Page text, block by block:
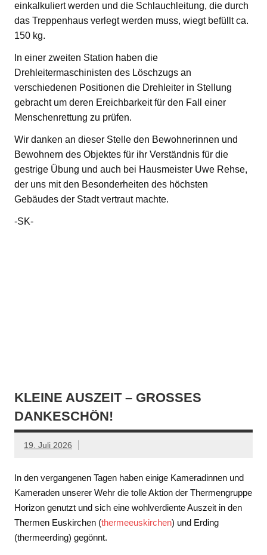
einkalkuliert werden und die Schlauchleitung, die durch
das Treppenhaus verlegt werden muss, wiegt befüllt ca.
150 kg.
In einer zweiten Station haben die
Drehleitermaschinisten des Löschzugs an
verschiedenen Positionen die Drehleiter in Stellung
gebracht um deren Ereichbarkeit für den Fall einer
Menschenrettung zu prüfen.
Wir danken an dieser Stelle den Bewohnerinnen und
Bewohnern des Objektes für ihr Verständnis für die
gestrige Übung und auch bei Hausmeister Uwe Rehse,
der uns mit den Besonderheiten des höchsten
Gebäudes der Stadt vertraut machte.
-SK-
KLEINE AUSZEIT – GROSSES D
ANKESCHÖN!
19. Juli 2026
In den vergangenen Tagen haben einige Kameradinnen und
Kameraden unserer Wehr die tolle Aktion der Thermengruppe
Horizon genutzt und sich eine wohlverdiente Auszeit in den
Thermen Euskirchen (thermeeuskirchen) und Erding
(thermeerding) gegönnt.